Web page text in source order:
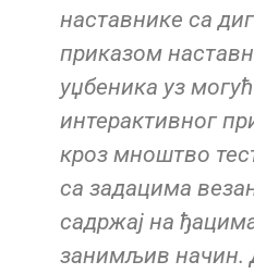
наставнике са
приказом
уџбеника уз
интерактивног
кроз мноштво
са задацима
садржај на
занимљив начин.